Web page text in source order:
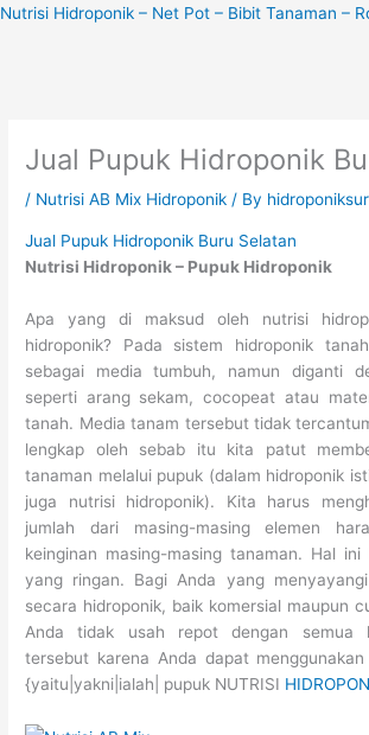
Skip
Nutrisi Hidroponik – Net Pot – Bibit Tanaman –
Jual Pupuk Hidroponik
/ Nutrisi AB Mix Hidroponik / By
Jual Pupuk Hidroponik Buru Selatan
Nutrisi Hidroponik – Pupuk Hidroponik
Apa yang di maksud oleh nutrisi
hidroponik? Pada sistem hidroponik
sebagai media tumbuh, namun diganti
seperti arang sekam, cocopeat atau
tanah. Media tanam tersebut tidak
lengkap oleh sebab itu kita patut
tanaman melalui pupuk (dalam hidroponik
juga nutrisi hidroponik). Kita harus
jumlah dari masing-masing elemen
keinginan masing-masing tanaman. Hal ini
yang ringan. Bagi Anda yang
secara hidroponik, baik komersial maupun
Anda tidak usah repot dengan semua
tersebut karena Anda dapat
{yaitu|yakni|ialah| pupuk NUTRISI